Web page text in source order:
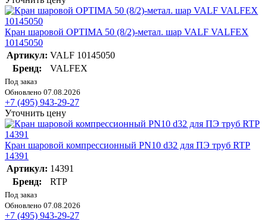
Кран шаровой OPTIMA 50 (8/2)-метал. шар VALF VALFEX
10145050
Артикул: VALF 10145050
Бренд:
VALFEX
Под заказ
Обновлено 07.08.2026
+7 (495) 943-29-27
Уточнить цену
Кран шаровой компрессионный PN10 d32 для ПЭ труб RTP
14391
Артикул: 14391
Бренд:
RTP
Под заказ
Обновлено 07.08.2026
+7 (495) 943-29-27